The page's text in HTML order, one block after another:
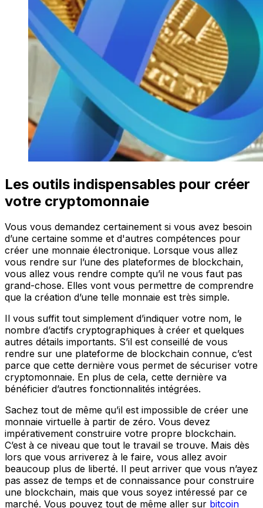
Les outils indispensables pour créer
votre cryptomonnaie
Vous vous demandez certainement si vous avez besoin
d’une certaine somme et d'autres compétences pour
créer une monnaie électronique. Lorsque vous allez
vous rendre sur l’une des plateformes de blockchain,
vous allez vous rendre compte qu’il ne vous faut pas
grand-chose. Elles vont vous permettre de comprendre
que la création d’une telle monnaie est très simple.
Il vous suffit tout simplement d’indiquer votre nom, le
nombre d’actifs cryptographiques à créer et quelques
autres détails importants. S’il est conseillé de vous
rendre sur une plateforme de blockchain connue, c’est
parce que cette dernière vous permet de sécuriser votre
cryptomonnaie. En plus de cela, cette dernière va
bénéficier d’autres fonctionnalités intégrées.
Sachez tout de même qu’il est impossible de créer une
monnaie virtuelle à partir de zéro. Vous devez
impérativement construire votre propre blockchain.
C’est à ce niveau que tout le travail se trouve. Mais dès
lors que vous arriverez à le faire, vous allez avoir
beaucoup plus de liberté. Il peut arriver que vous n’ayez
pas assez de temps et de connaissance pour construire
une blockchain, mais que vous soyez intéressé par ce
marché. Vous pouvez tout de même aller sur bitcoin